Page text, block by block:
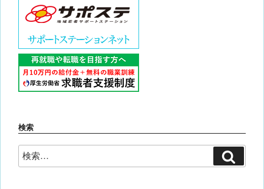
検索
検
索: